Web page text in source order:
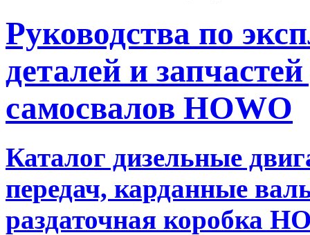
Руководства по
деталей и
самосвалов HOWO
Каталог дизельные
передач, карданные
раздаточная коробка